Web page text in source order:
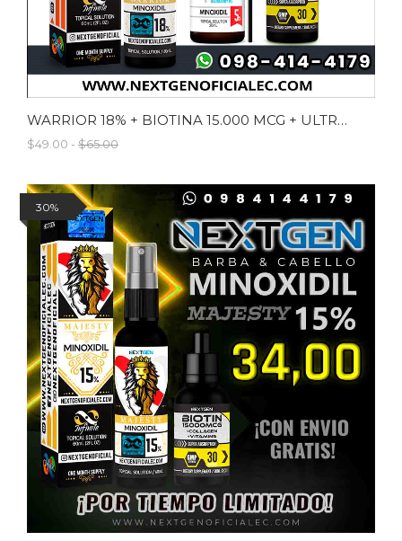
WARRIOR 18% + BIOTINA 15.000 MCG + ULTRABROWN
$49.00 - $65.00
30%